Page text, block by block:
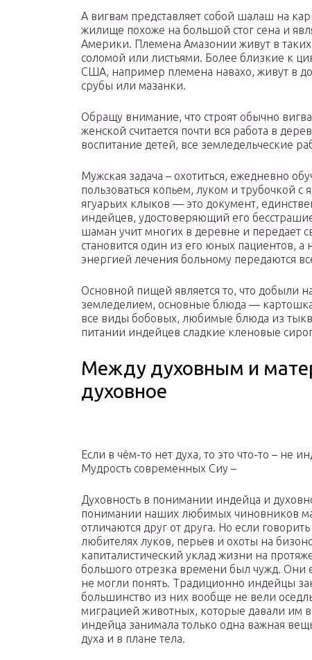
А вигвам представляет собой шалаш на
жилище похоже на большой стог сена и
Америки. Племена Амазонии живут в
соломой или листьями. Более близкие к
США, например племена навахо, живут в
срубы или мазанки.
Обращу внимание, что строят обычно
женской считается почти вся работа в
воспитание детей, все земледельческие
Мужская задача – охотиться, ежедневно
пользоваться копьем, луком и трубочкой
ягуарьих клыков — это документ,
индейцев, удостоверяющий его
шаман учит многих в деревне и передает
становится один из его юных пациентов, а
энергией лечения больному передаются
Основной пищей является то, что добыли
земледелием, основные блюда —
все виды бобовых, любимые блюда из
питании индейцев сладкие кленовые
Между духовным и
духовное
Если в чём-то нет духа, то это что-то – не
Мудрость современных Сиу –
Духовность в понимании индейца и
понимании наших любимых чиновников
отличаются друг от друга. Но если говорить
любителях луков, перьев и охоты на
капиталистический уклад жизни на
большого отрезка времени был чужд. Они
не могли понять. Традиционно индейцы
большинство из них вообще не вели
миграцией животных, которые давали им
индейца занимала только одна важная
духа и в плане тела.